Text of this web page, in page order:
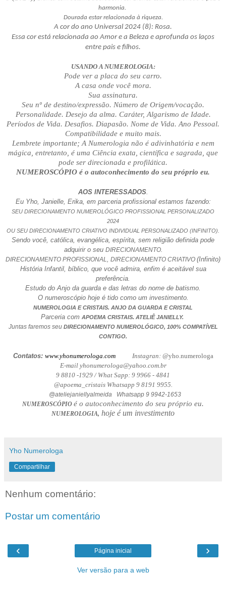
harmonia.
Dourada estar relacionada à riqueza.
A cor do ano Universal 2024 (8): Rosa.
Essa cor está relacionada ao Amor e a Beleza e aprofunda os laços
entre pais e filhos.
USANDO A NUMEROLOGIA:
Pode ver a placa do seu carro.
A casa onde você mora.
Sua assinatura.
Seu nº de destino/expressão. Número de Origem/vocação.
Personalidade. Desejo da alma. Caráter, Algarismo de Idade.
Períodos de Vida. Desafios. Diapasão. Nome de Vida. Ano Pessoal.
Compatibilidade e muito mais.
Lembrete importante; A Numerologia não é adivinhatória e nem
mágica, entretanto, é uma Ciência exata, científica e sagrada, que
pode ser direcionada e profilática.
NUMEROSCÓPIO é o autoconhecimento do seu próprio eu.
AOS INTERESSADOS.
Eu Yho, Janielle, Erika, em parceria profissional estamos fazendo:
SEU DIRECIONAMENTO NUMEROLÓGICO PROFISSIONAL PERSONALIZADO
2024
OU SEU DIRECIONAMENTO CRIATIVO INDIVIDUAL PERSONALIZADO (INFINITO).
Sendo você, católica, evangélica, espírita, sem religião definida pode
adquirir o seu DIRECIONAMENTO.
DIRECIONAMENTO PROFISSIONAL, DIRECIONAMENTO CRIATIVO (Infinito)
História Infantil, bíblico, que você admira, enfim é aceitável sua
preferência.
Estudo do Anjo da guarda e das letras do nome de batismo.
O numeroscópio hoje é tido como um investimento.
NUMEROLOGIA E CRISTAIS. ANJO DA GUARDA E CRISTAL
Parceria com APOEMA CRISTAIS. ATELIÊ JANIELLY.
Juntas faremos seu DIRECIONAMENTO NUMEROLÓGICO, 100% COMPATÍVEL
CONTIGO.
Contatos: www.yhonumerologa.comInstagran: @yho.numerologa
E-mail yhonumerologa@yahoo.com.br
9 8810 -1929 / What Sapp: 9 9966 - 4841
@apoema_cristais Whatsapp 9 8191 9955.
@ateliejaniellyalmeida Whatsapp 9 9942-1653
NUMEROSCÓPIO é o autoconhecimento do seu próprio eu.
NUMEROLOGIA, hoje é um investimento
Yho Numerologa
Compartilhar
Nenhum comentário:
Postar um comentário
‹ ›
Página inicial
Ver versão para a web